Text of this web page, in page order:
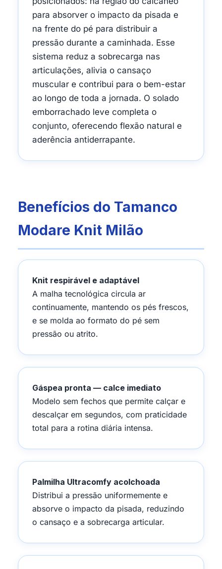
para absorver o impacto da pisada e
na frente do pé para distribuir a
pressão durante a caminhada. Esse
sistema reduz a sobrecarga nas
articulações, alivia o cansaço
muscular e contribui para o bem-estar
ao longo de toda a jornada. O solado
emborrachado leve completa o
conjunto, oferecendo flexão natural e
aderência antiderrapante.
Benefícios do Tamanco
Modare Knit Milão
Knit respirável e adaptável
A malha tecnológica circula ar
continuamente, mantendo os pés frescos,
e se molda ao formato do pé sem
pressão ou atrito.
Gáspea pronta — calce imediato
Modelo sem fechos que permite calçar e
descalçar em segundos, com praticidade
total para a rotina diária intensa.
Palmilha Ultracomfy acolchoada
Distribui a pressão uniformemente e
absorve o impacto da pisada, reduzindo
o cansaço e a sobrecarga articular.